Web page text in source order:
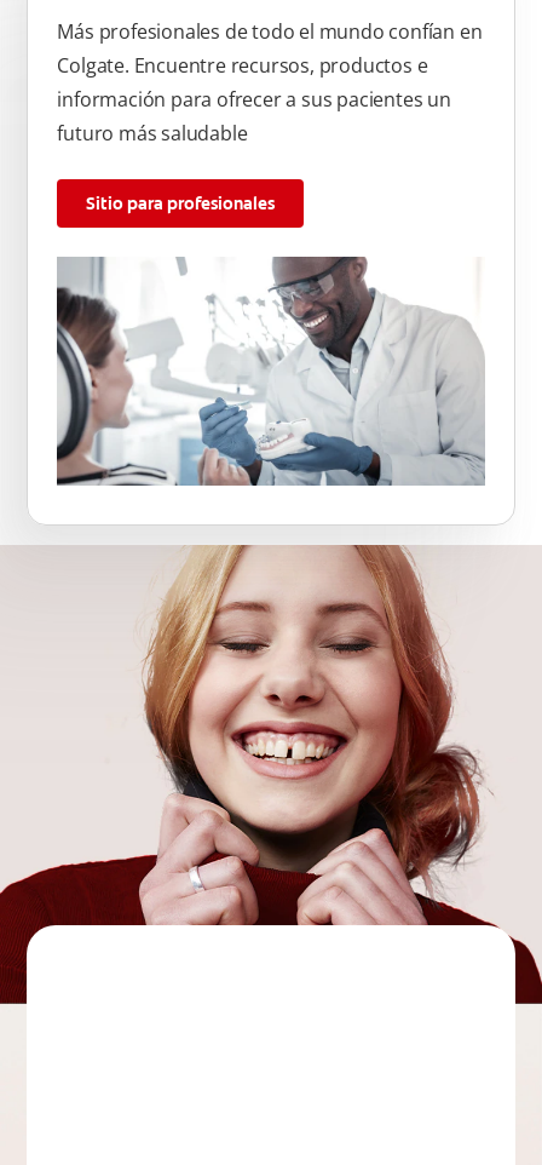
Más profesionales de todo el mundo confían en
Colgate. Encuentre recursos, productos e
información para ofrecer a sus pacientes un
futuro más saludable
Sitio para profesionales